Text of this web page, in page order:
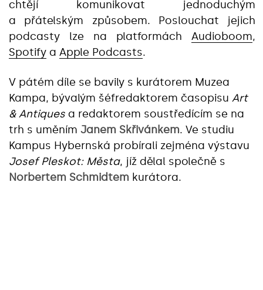
chtějí komunikovat jednoduchým
a přátelským způsobem. Poslouchat jejich
podcasty lze na platformách Audioboom,
Spotify a Apple Podcasts.
V pátém díle se bavily s kurátorem Muzea
Kampa, bývalým šéfredaktorem časopisu Art
& Antiques a redaktorem soustředícím se na
trh s uměním Janem Skřivánkem. Ve studiu
Kampus Hybernská probírali zejména výstavu
Josef Pleskot: Města, jíž dělal společně s
Norbertem Schmidtem kurátora.